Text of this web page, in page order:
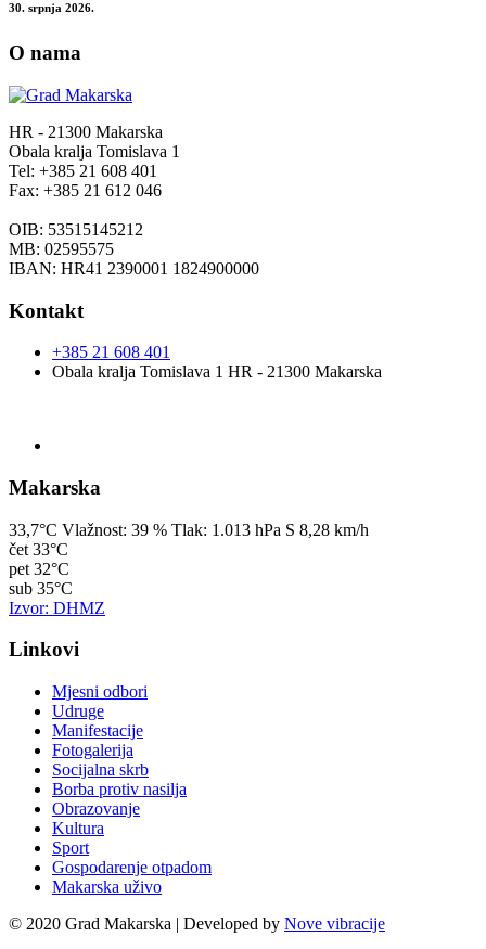
30. srpnja 2026.
O nama
HR - 21300 Makarska
Obala kralja Tomislava 1
Tel: +385 21 608 401
Fax: +385 21 612 046
OIB: 53515145212
MB: 02595575
IBAN: HR41 2390001 1824900000
Kontakt
+385 21 608 401
Obala kralja Tomislava 1 HR - 21300 Makarska
Makarska
33,7°C Vlažnost: 39 % Tlak: 1.013 hPa S 8,28 km/h
čet 33°C
pet 32°C
sub 35°C
Izvor: DHMZ
Linkovi
Mjesni odbori
Udruge
Manifestacije
Fotogalerija
Socijalna skrb
Borba protiv nasilja
Obrazovanje
Kultura
Sport
Gospodarenje otpadom
Makarska uživo
© 2020 Grad Makarska | Developed by Nove vibracije